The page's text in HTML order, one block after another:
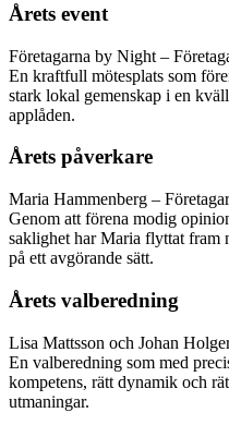
Årets event
Företagarna by Night –
En kraftfull mötesplats som
stark lokal gemenskap i en
applåden.
Årets påverkare
Maria Hammenberg –
Genom att förena modig
saklighet har Maria flyttat fram
på ett avgörande sätt.
Årets valberedning
Lisa Mattsson och Johan
En valberedning som med
kompetens, rätt dynamik och
utmaningar.